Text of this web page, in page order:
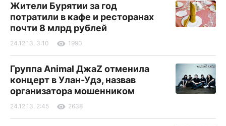
Жители Бурятии за год
потратили в кафе и ресторанах
почти 8 млрд рублей
24.12.13, 3:10 1990
Группа Animal ДжаZ отменила
концерт в Улан-Удэ, назвав
организатора мошенником
24.12.13, 2:45 2638